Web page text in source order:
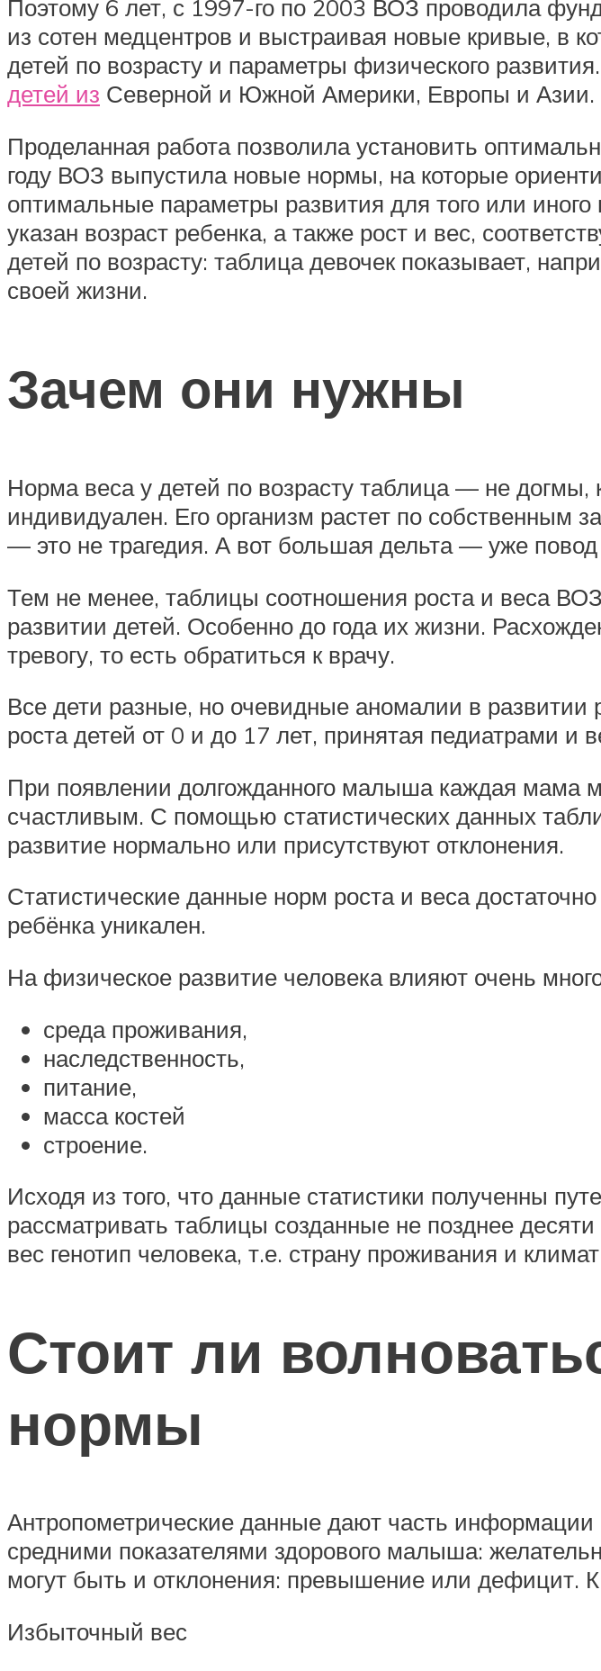
Поэтому 6 лет, с 1997-го по 2003 ВОЗ проводила
из сотен медцентров и выстраивая новые кривые, в
детей по возрасту и параметры физического
детей из Северной и Южной Америки, Европы и Азии.
Проделанная работа позволила установить
году ВОЗ выпустила новые нормы, на которые
оптимальные параметры развития для того или
указан возраст ребенка, а также рост и вес,
детей по возрасту: таблица девочек показывает,
своей жизни.
Зачем они нужны
Норма веса у детей по возрасту таблица — не
индивидуален. Его организм растет по
— это не трагедия. А вот большая дельта — уже повод
Тем не менее, таблицы соотношения роста и веса
развитии детей. Особенно до года их жизни.
тревогу, то есть обратиться к врачу.
Все дети разные, но очевидные аномалии в
роста детей от 0 и до 17 лет, принятая педиатрами
При появлении долгожданного малыша каждая мама
счастливым. С помощью статистических данных
развитие нормально или присутствуют отклонения.
Статистические данные норм роста и веса
ребёнка уникален.
На физическое развитие человека влияют очень
среда проживания,
наследственность,
питание,
масса костей
строение.
Исходя из того, что данные статистики полученны
рассматривать таблицы созданные не позднее
вес генотип человека, т.е. страну проживания и
Стоит ли
нормы
Антропометрические данные дают часть
средними показателями здорового малыша:
могут быть и отклонения: превышение или дефицит. К
Избыточный вес